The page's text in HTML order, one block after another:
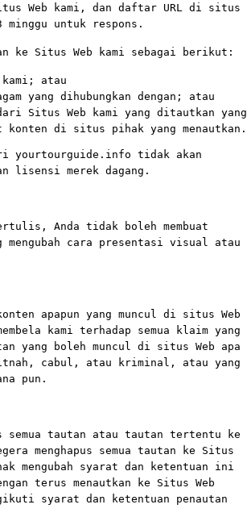
Web kami, dan daftar URL di situs
untuk respons.
ke Situs Web kami sebagai berikut:
kami; atau
yang dihubungkan dengan; atau
Situs Web kami yang ditautkan yang
konten di situs pihak yang menautkan.
yourtourguide.info tidak akan
lisensi merek dagang.
Anda tidak boleh membuat
mengubah cara presentasi visual atau
apapun yang muncul di situs Web
kami terhadap semua klaim yang
yang boleh muncul di situs Web apa
cabul, atau kriminal, atau yang
pun.
semua tautan atau tautan tertentu ke
menghapus semua tautan ke Situs
mengubah syarat dan ketentuan ini
terus menautkan ke Situs Web
syarat dan ketentuan penautan